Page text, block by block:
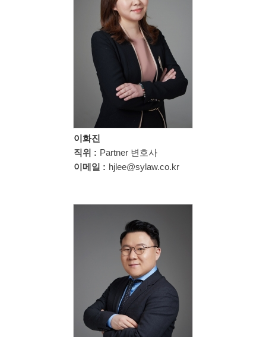
이화진
직위 : Partner 변호사
이메일 : hjlee@sylaw.co.kr